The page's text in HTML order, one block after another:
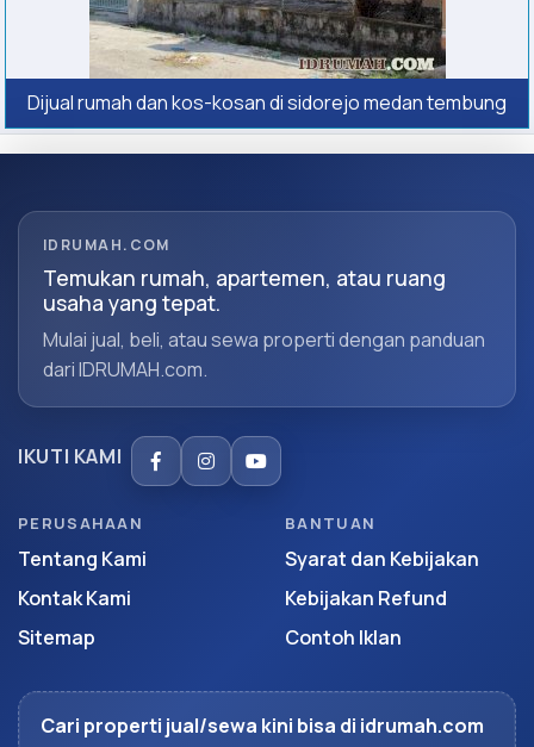
Dijual rumah dan kos-kosan di sidorejo medan tembung
IDRUMAH.COM
Temukan rumah, apartemen, atau ruang
usaha yang tepat.
Mulai jual, beli, atau sewa properti dengan panduan
dari IDRUMAH.com.
IKUTI KAMI
PERUSAHAAN
Tentang Kami
Kontak Kami
Sitemap
BANTUAN
Syarat dan Kebijakan
Kebijakan Refund
Contoh Iklan
Cari properti jual/sewa kini bisa di idrumah.com